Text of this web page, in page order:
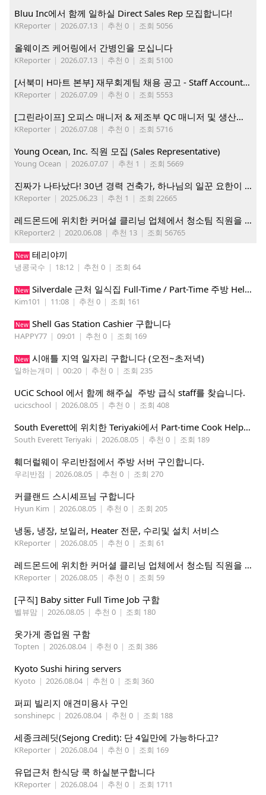
Bluu Inc에서 함께 일하실 Direct Sales Rep 모집합니다!
KReporter | 2026.07.13 | 추천 0 | 조회 5056
올웨이즈 케어링에서 간병인을 모십니다
KReporter | 2026.07.13 | 추천 0 | 조회 5100
[서북미 H마트 본부] 재무회계팀 채용 공고 - Staff Accountant
KReporter | 2026.07.09 | 추천 0 | 조회 5553
[그린라이프] 오피스 매니저 & 제조부 QC 매니저 및 생산직, 웨어하우스 직원 모집
KReporter | 2026.07.08 | 추천 0 | 조회 5716
Young Ocean, Inc. 직원 모집 (Sales Representative)
Young Ocean | 2026.07.07 | 추천 1 | 조회 5669
진짜가 나타났다! 30년 경력 건축가, 하나님의 일꾼 요한이 책임 시공합니다.
KReporter | 2025.06.23 | 추천 1 | 조회 22665
레드몬드에 위치한 커머셜 클리닝 업체에서 청소팀 직원을 모집합니다.
KReporter2 | 2020.06.08 | 추천 13 | 조회 56765
New 테리야끼
냉콩국수 | 18:12 | 추천 0 | 조회 64
New Silverdale 근처 일식집 Full-Time / Part-Time 주방 Helper 구합니다.
Kim101 | 11:08 | 추천 0 | 조회 161
New Shell Gas Station Cashier 구합니다
HAPPY77 | 09:01 | 추천 0 | 조회 169
New 시애틀 지역 일자리 구합니다 (오전~초저녁)
일하는개미 | 00:20 | 추천 0 | 조회 235
UCiC School 에서 함께 해주실 주방 급식 staff를 찾습니다.
ucicschool | 2026.08.05 | 추천 0 | 조회 408
South Everett에 위치한 Teriyaki에서 Part-time Cook Helper 구합니다. Mon-Sat, 4:00 pm-8:30 pm
South Everett Teriyaki | 2026.08.05 | 추천 0 | 조회 189
훼더럴웨이 우리반점에서 주방 서버 구인합니다.
우리반점 | 2026.08.05 | 추천 0 | 조회 270
커클랜드 스시셰프님 구합니다
Hyun Kim | 2026.08.05 | 추천 0 | 조회 205
냉동, 냉장, 보일러, Heater 전문, 수리및 설치 서비스
KReporter | 2026.08.05 | 추천 0 | 조회 61
레드몬드에 위치한 커머셜 클리닝 업체에서 청소팀 직원을 모집합니다.
KReporter | 2026.08.05 | 추천 0 | 조회 59
[구직] Baby sitter Full Time Job 구함
벨뷰맘 | 2026.08.05 | 추천 0 | 조회 180
옷가게 종업원 구함
Topten | 2026.08.04 | 추천 0 | 조회 386
Kyoto Sushi hiring servers
Kyoto | 2026.08.04 | 추천 0 | 조회 360
퍼피 빌리지 애견미용사 구인
sonshinepc | 2026.08.04 | 추천 0 | 조회 188
세종크레딧(Sejong Credit): 단 4일만에 가능하다고?
KReporter | 2026.08.04 | 추천 0 | 조회 169
유덥근처 한식당 쿡 하실분구합니다
KReporter | 2026.08.04 | 추천 0 | 조회 1711